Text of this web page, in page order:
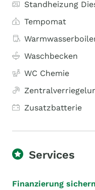
Standheizung
Tempomat
Waschbecken
WC Chemie
Zusatzbatterie
Services
Finanzierung sichern